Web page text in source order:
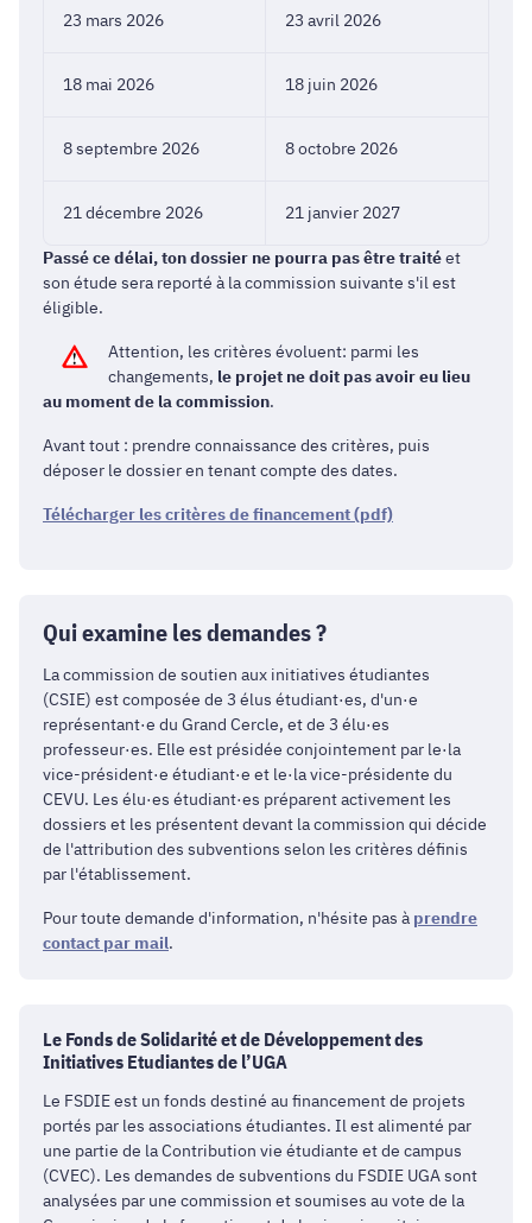
23 mars 2026 23 avril 2026
18 mai 2026 18 juin 2026
8 septembre 2026 8 octobre 2026
21 décembre 2026 21 janvier 2027
Passé ce délai, ton dossier ne pourra pas être traitéet
son étude sera reporté à la commission suivante s'il est
éligible.
Attention, les critères évoluent: parmi les
changements, le projet ne doit pas avoir eu lieu
au moment de la commission.
Avant tout : prendre connaissance des critères, puis
déposer le dossier en tenant compte des dates.
Télécharger les critères de financement (pdf)
Qui examine les demandes ?
La commission de soutien aux initiatives étudiantes
(CSIE) est composée de 3 élus étudiant·es, d'un·e
représentant·e du Grand Cercle, et de 3 élu·es
professeur·es. Elle est présidée conjointement par le·la
vice-président·e étudiant·e et le·la vice-présidente du
CEVU. Les élu·es étudiant·es préparent activement les
dossiers et les présentent devant la commission qui décide
de l'attribution des subventions selon les critères définis
par l'établissement.
Pour toute demande d'information, n'hésite pas à prendre
contact par mail.
Le Fonds de Solidarité et de Développement des
Initiatives Etudiantes de l’UGA
Le FSDIE est un fonds destiné au financement de projets
portés par les associations étudiantes. Il est alimenté par
une partie de la Contribution vie étudiante et de campus
(CVEC). Les demandes de subventions du FSDIE UGA sont
analysées par une commission et soumises au vote de la